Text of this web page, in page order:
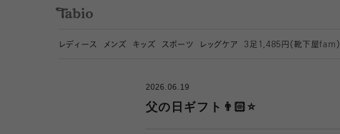
レディース メンズ キッズ スポーツ レッグケア 3 足1,485円（靴下屋fam）
2026.06.19
父の日ギフト👨🏻⭐️